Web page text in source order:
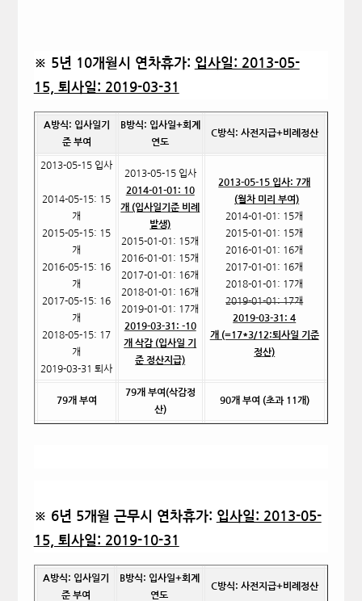
※ 5년 10개월시 연차휴가: 입사일: 2013-05-
15, 퇴사일: 2019-03-31
A방식: 입사일기
준 부여
B방식: 입사일+회계
연도
C방식: 사전지급+비례정산
2013-05-15 입사
2014-05-15: 15
개
2015-05-15: 15
개
2016-05-15: 16
개
2017-05-15: 16
개
2018-05-15: 17
개
2019-03-31퇴사
2013-05-15 입사
2014-01-01: 10
개 (입사일기준 비례
발생)
2015-01-01: 15개
2016-01-01: 15개
2017-01-01: 16개
2018-01-01: 16개
2019-01-01: 17개
2019-03-31: -10
개 삭감(입사일 기
준 정산지급)
2013-05-15 입사: 7개
(월차 미리 부여)
2014-01-01: 15개
2015-01-01: 15개
2016-01-01: 16개
2017-01-01: 16개
2018-01-01: 17개
2019-01-01: 17개
2019-03-31: 4
개 (=17*3/12:퇴사일 기준
정산)
79개 부여
79개 부여(삭감정
산)
90개 부여 (초과 11개)
※ 6년 5개월 근무시 연차휴가: 입사일: 2013-05-
15, 퇴사일: 2019-10-31
A방식: 입사일기
준 부여
B방식: 입사일+회계
연도
C방식: 사전지급+비례정산